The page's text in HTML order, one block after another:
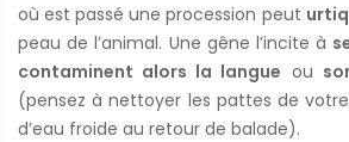
où est passé une procession peut
peau de l’animal. Une gêne l’incite à
contaminent alors la langue ou
(pensez à nettoyer les pattes de
d’eau froide au retour de balade).